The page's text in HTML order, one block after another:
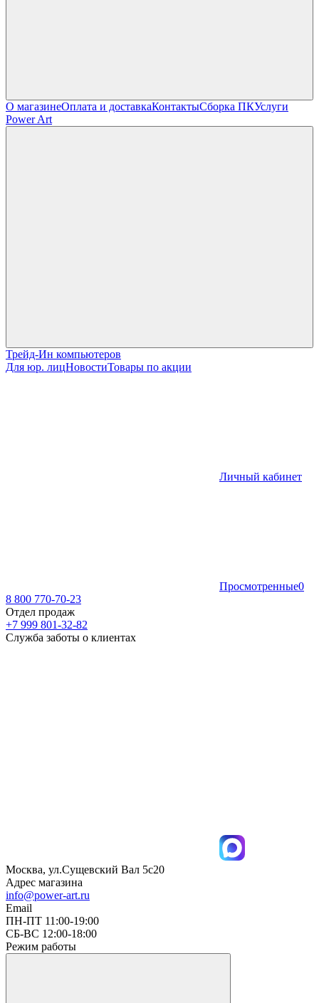
О магазинеОплата и доставкаКонтактыСборка ПКУслуги
Power Art
Трейд-Ин компьютеров
Для юр. лицНовостиТовары по акции
Личный кабинет
Просмотренные0
8 800 770-70-23
Отдел продаж
+7 999 801-32-82
Служба заботы о клиентах
Москва, ул.Сущевский Вал 5с20
Адрес магазина
info@power-art.ru
Email
ПН-ПТ 11:00-19:00
СБ-ВС 12:00-18:00
Режим работы